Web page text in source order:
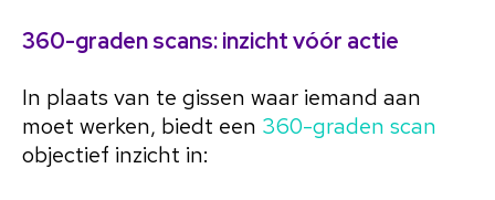
360-graden scans: inzicht vóór actie
In plaats van te gissen waar iemand aan
moet werken, biedt een 360-graden scan
objectief inzicht in: